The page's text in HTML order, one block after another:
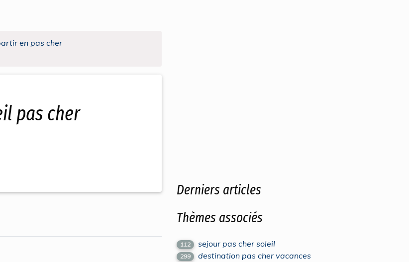
en pas cher
pas cher
Derniers articles
Thèmes associés
112 sejour pas cher soleil
299 destination pas cher vacances